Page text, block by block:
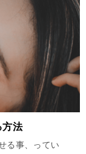
方法
る事、ってい